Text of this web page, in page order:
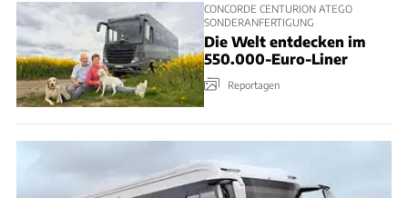
CONCORDE CENTURION ATEGO
SONDERANFERTIGUNG
Die Welt entdecken im
550.000-Euro-Liner
Reportagen